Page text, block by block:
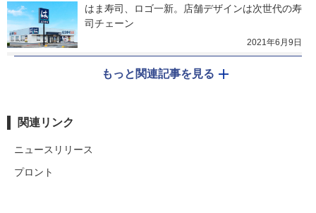
はま寿司、ロゴ一新。店舗デザインは次世代の寿
司チェーン
2021年6月9日
もっと関連記事を見る
関連リンク
ニュースリリース
プロント